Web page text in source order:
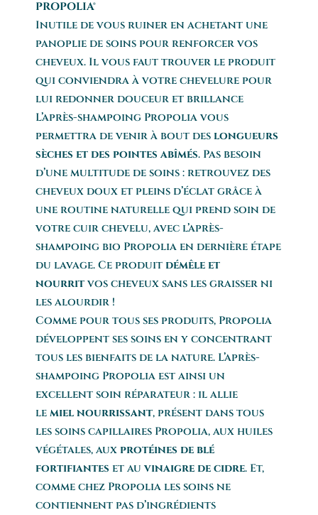
PROPOLIA®
Inutile de vous ruiner en achetant une
panoplie de soins pour renforcer vos
cheveux. Il vous faut trouver le produit
qui conviendra à votre chevelure pour
lui redonner douceur et brillance
L’après-shampoing Propolia vous
permettra de venir à bout deslongueurs
sèches et des pointes abîmés. Pas besoin
d’une multitude de soins : retrouvez des
cheveux doux et pleins d’éclat grâce à
une routine naturelle qui prend soin de
votre cuir chevelu, avec l’après-
shampoing bio Propolia en dernière étape
du lavage. Ce produitdémêle et
nourritvos cheveux sans les graisser ni
les alourdir !
Comme pour tous ses produits, Propolia
développent ses soins en y concentrant
tous les bienfaits de la nature. L’après-
shampoing Propolia est ainsi un
excellent soin réparateur : il allie
lemielnourrissant, présent dans tous
les soins capillaires Propolia, aux huiles
végétales, aux protéines de blé
fortifiantes et au vinaigre de cidre. Et,
comme chez Propolia les soins ne
contiennent pas d’ingrédients